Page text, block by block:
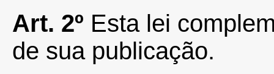
Art. 2º Esta lei
de sua publicação.